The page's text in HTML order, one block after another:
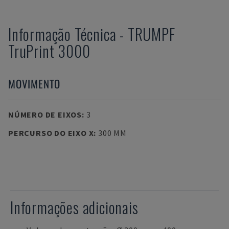
Informação Técnica - TRUMPF
TruPrint 3000
MOVIMENTO
NÚMERO DE EIXOS: 3
PERCURSO DO EIXO X: 300 MM
Informações adicionais